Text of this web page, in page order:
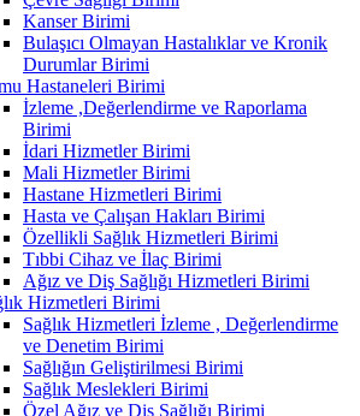
Kanser Birimi
Bulaşıcı Olmayan Hastalıklar ve Kronik
Durumlar Birimi
Hastaneleri Birimi
İzleme ,Değerlendirme ve Raporlama
Birimi
İdari Hizmetler Birimi
Mali Hizmetler Birimi
Hastane Hizmetleri Birimi
Hasta ve Çalışan Hakları Birimi
Özellikli Sağlık Hizmetleri Birimi
Tıbbi Cihaz ve İlaç Birimi
Ağız ve Diş Sağlığı Hizmetleri Birimi
Hizmetleri Birimi
Sağlık Hizmetleri İzleme , Değerlendirme
ve Denetim Birimi
Sağlığın Geliştirilmesi Birimi
Sağlık Meslekleri Birimi
Özel Ağız ve Diş Sağlığı Birimi